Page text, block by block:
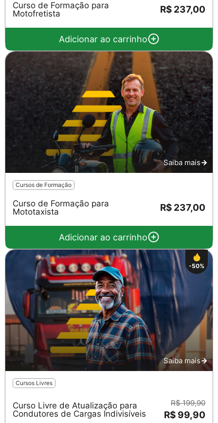
Curso de Formação para
Motofretista
R$ 237,00
Adicionar ao carrinho
Saiba mais
Cursos de Formação
Curso de Formação para
Mototaxista
R$ 237,00
Adicionar ao carrinho
-50%
Saiba mais
Cursos Livres
Curso Livre de Atualização para
Condutores de Cargas Indivisíveis
R$ 199,90
R$ 99,90